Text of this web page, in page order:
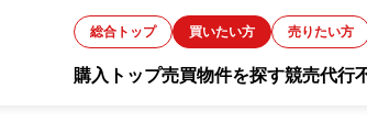
総合トップ 買いたい方 売りたい方
購入トップ売買物件を探す競売代行